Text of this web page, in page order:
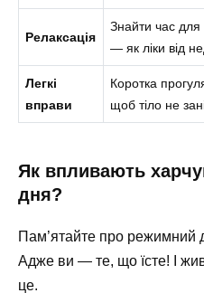
Релаксація
Знайти час для
— як ліки від
Легкі
вправи
Коротка
щоб тіло не
Як впливають
дня?
Пам’ятайте про режимний
Адже ви — те, що їсте! І
це.